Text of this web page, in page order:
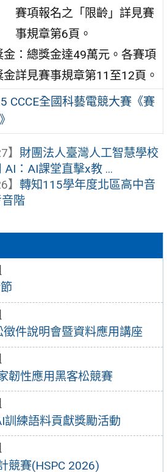
件說明會暨資料應用講座
韌性應用黑客松競賽
練語料貢獻獎勵活動
競賽(HSPC 2026)
賽項報名之「限齡」詳見賽
事規章第6頁。
金：總獎金達49萬元。各賽項
金詳見賽事規章第11至12頁。
CCCE全國科藝電競大賽《賽
】 財團法人臺灣人工智慧學校
：AI課堂直擊x教 ...
】 轉知115學年度北區高中音
階